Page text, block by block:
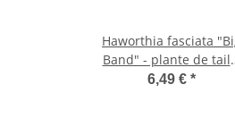
Haworthia fasciata
Band" - plante de
moyenne en pot de
6,49 € *